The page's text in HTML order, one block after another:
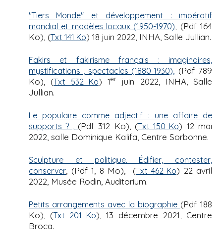
"Tiers Monde" et développement : impératif
mondial et modèles locaux (1950-1970) , (Pdf 164
Ko), (Txt 141 Ko) 18 juin 2022, INHA, Salle Jullian.
Fakirs et fakirisme français : imaginaires,
mystifications , spectacles (1880-1930),
(Pdf 789
Ko), (Txt 532 Ko) 1er
juin 2022, INHA, Salle
Jullian.
Le populaire comme adjectif : une affaire de
supports ? , (Pdf 312 Ko), (Txt 150 Ko) 12 mai
2022, salle Dominique Kalifa, Centre Sorbonne.
Sculpture et politique. Édifier, contester,
conserver , (Pdf 1, 8 Mo), (Txt 462 Ko) 22 avril
2022, Musée Rodin, Auditorium.
Petits arrangements avec la biographie (Pdf 188
Ko), (Txt 201 Ko), 13 décembre 2021, Centre
Broca.